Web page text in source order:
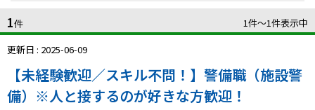
1件
1件〜1件表示中
更新日 : 2025-06-09
【未経験歓迎／スキル不問！】警備職（施設警
備）※人と接するのが好きな方歓迎！
求人検索・スカウトサービス
障害者専門の求人検索・スカウトサービス
お問い合わせ
よくある質問
採用をお考えの企業様はこちら